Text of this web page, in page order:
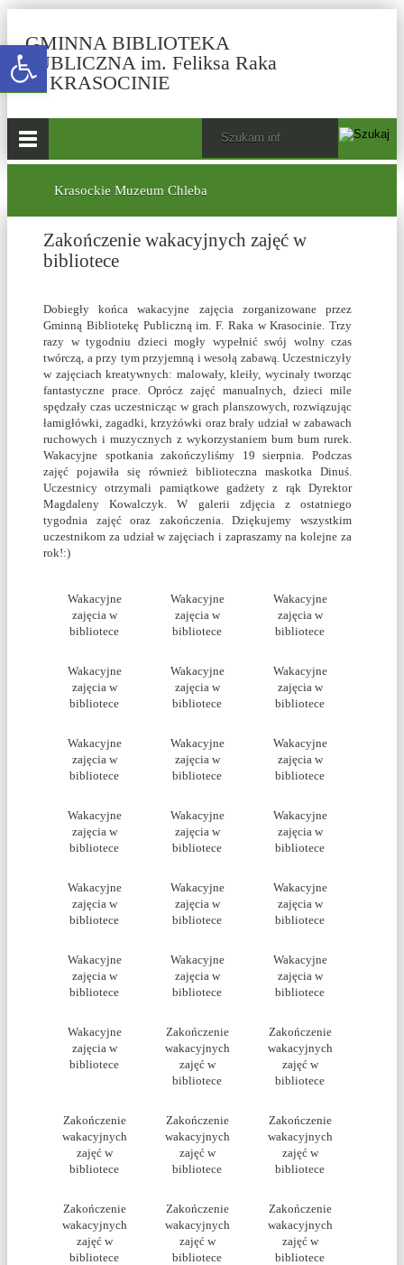
GMINNA BIBLIOTEKA
PUBLICZNA im. Feliksa Raka
W KRASOCINIE-
wakacyjnych
w
bibliotece
górne
Otwórz
menu
Wyszukiwarka
wpisz
szukaną
Krasockie Muzeum Chleba
Zakończenie wakacyjnych zajęć w
bibliotece
Dobiegły końca wakacyjne zajęcia zorganizowane przez
Gminną Bibliotekę Publiczną im. F. Raka w Krasocinie. Trzy
razy w tygodniu dzieci mogły wypełnić swój wolny czas
twórczą, a przy tym przyjemną i wesołą zabawą. Uczestniczyły
w zajęciach kreatywnych: malowały, kleiły, wycinały tworząc
fantastyczne prace. Oprócz zajęć manualnych, dzieci mile
spędzały czas uczestnicząc w grach planszowych, rozwiązując
łamigłówki, zagadki, krzyżówki oraz brały udział w zabawach
ruchowych i muzycznych z wykorzystaniem bum bum rurek.
Wakacyjne spotkania zakończyliśmy 19 sierpnia. Podczas
zajęć pojawiła się również biblioteczna maskotka Dinuś.
Uczestnicy otrzymali pamiątkowe gadżety z rąk Dyrektor
Magdaleny Kowalczyk. W galerii zdjęcia z ostatniego
tygodnia zajęć oraz zakończenia. Dziękujemy wszystkim
uczestnikom za udział w zajęciach i zapraszamy na kolejne za
rok!:)
Wakacyjne
zajęcia w
bibliotece
Wakacyjne
zajęcia w
bibliotece
Wakacyjne
zajęcia w
bibliotece
Wakacyjne
zajęcia w
bibliotece
Wakacyjne
zajęcia w
bibliotece
Wakacyjne
zajęcia w
bibliotece
Wakacyjne
zajęcia w
bibliotece
Wakacyjne
zajęcia w
bibliotece
Wakacyjne
zajęcia w
bibliotece
Wakacyjne
zajęcia w
bibliotece
Wakacyjne
zajęcia w
bibliotece
Wakacyjne
zajęcia w
bibliotece
Wakacyjne
zajęcia w
bibliotece
Wakacyjne
zajęcia w
bibliotece
Wakacyjne
zajęcia w
bibliotece
Wakacyjne
zajęcia w
bibliotece
Wakacyjne
zajęcia w
bibliotece
Wakacyjne
zajęcia w
bibliotece
Wakacyjne
zajęcia w
bibliotece
Zakończenie
wakacyjnych
zajęć w
bibliotece
Zakończenie
wakacyjnych
zajęć w
bibliotece
Zakończenie
wakacyjnych
zajęć w
bibliotece
Zakończenie
wakacyjnych
zajęć w
bibliotece
Zakończenie
wakacyjnych
zajęć w
bibliotece
Zakończenie
wakacyjnych
zajęć w
bibliotece
Zakończenie
wakacyjnych
zajęć w
bibliotece
Zakończenie
wakacyjnych
zajęć w
bibliotece
Open toolbar